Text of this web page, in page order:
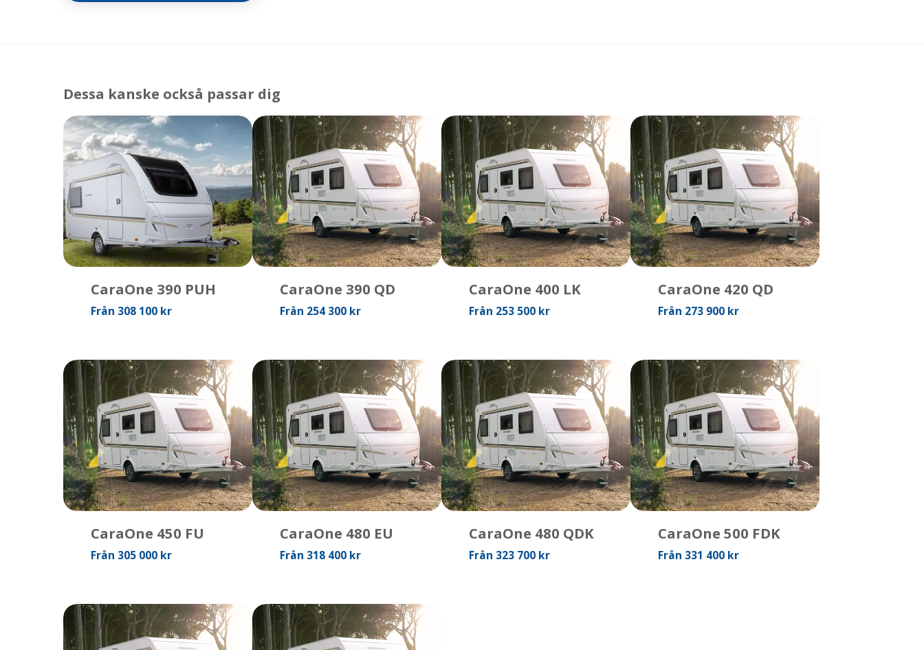
Dessa kanske också passar dig
CaraOne 390 PUH
Från 308 100 kr
CaraOne 390 QD
Från 254 300 kr
CaraOne 400 LK
Från 253 500 kr
CaraOne 420 QD
Från 273 900 kr
CaraOne 450 FU
Från 305 000 kr
CaraOne 480 EU
Från 318 400 kr
CaraOne 480 QDK
Från 323 700 kr
CaraOne 500 FDK
Från 331 400 kr